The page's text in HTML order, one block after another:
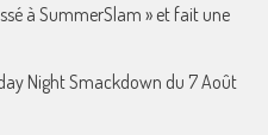
à SummerSlam » et fait une
Night Smackdown du 7 Août